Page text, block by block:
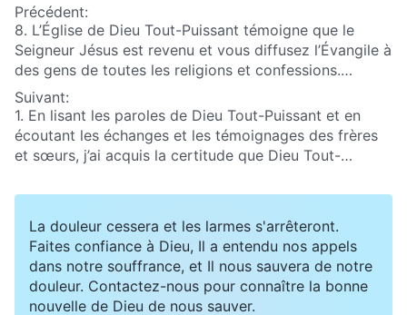
Précédent:
8. L’Église de Dieu Tout-Puissant témoigne que le
Seigneur Jésus est revenu et vous diffusez l’Évangile à
des gens de toutes les religions et confessions.
Beaucoup de ceux qui croient sincèrement au
Seigneur ont quitté leur Église et se sont mis à croire
en Dieu Tout-Puissant : ne volez-vous pas les brebis
des autres Églises ?
Suivant:
1. En lisant les paroles de Dieu Tout-Puissant et en
écoutant les échanges et les témoignages des frères
et sœurs, j’ai acquis la certitude que Dieu Tout-
j’accepte maintenant l’œuvre de Dieu Tout-Puissant
déplaisantes et déstabilisantes sont arrivées
récemment à ma famille. Pourquoi de telles choses se
produisent-elles, et comment dois-je les vivre ?
La douleur cessera et les larmes s'arrêteront.
Faites confiance à Dieu, Il a entendu nos appels
dans notre souffrance, et Il nous sauvera de notre
douleur. Contactez-nous pour connaître la bonne
nouvelle de Dieu de nous sauver.